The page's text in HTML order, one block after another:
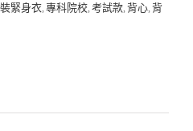
緊身衣,專科院校,考試款,背心,背